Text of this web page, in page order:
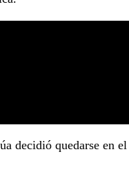
decidió quedarse en el